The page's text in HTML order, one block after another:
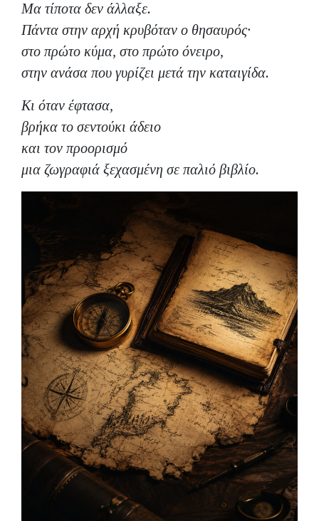
Μα τίποτα δεν άλλαξε.
Πάντα στην αρχή κρυβόταν ο θησαυρός·
στο πρώτο κύμα, στο πρώτο όνειρο,
στην ανάσα που γυρίζει μετά την καταιγίδα.
Κι όταν έφτασα,
βρήκα το σεντούκι άδειο
και τον προορισμό
μια ζωγραφιά ξεχασμένη σε παλιό βιβλίο.